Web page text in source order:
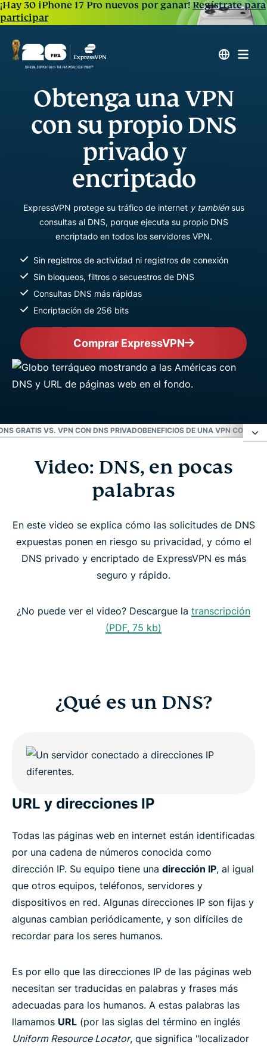
¡Hay 30 iPhone 17 Pro nuevos por ganar!Regístrate para
participar
Obtenga una VPN
con su propio DNS
privado y
encriptado
ExpressVPN protege su tráfico de internet y tambiénsus
consultas al DNS, porque ejecuta su propio DNS
encriptado en todos los servidores VPN.
Sin registros de actividad ni registros de conexión
Sin bloqueos, filtros o secuestros de DNS
Consultas DNS más rápidas
Encriptación de 256 bits
Comprar ExpressVPN
GRATIS VS. VPN CON DNS PRIVADOBENEFICIOS DE UNA VPN CON
Video: DNS, en pocas palabras
¿Qué es un DNS?
DNS gratis vs. VPN con DNS privado
Beneficios de una VPN con DNS privado
Pruebe la VPN con su propio DNS
Video: DNS, en pocas
palabras
En este video se explica cómo las solicitudes de DNS
expuestas ponen en riesgo su privacidad, y cómo el
DNS privado y encriptado de ExpressVPN es más
seguro y rápido.
¿No puede ver el video? Descargue la transcripción
(PDF, 75 kb)
¿Qué es un DNS?
URL y direcciones IP
Todas las páginas web en internet están identificadas
por una cadena de números conocida como
dirección IP. Su equipo tiene una dirección IP, al igual
que otros equipos, teléfonos, servidores y
dispositivos en red. Algunas direcciones IP son fijas y
algunas cambian periódicamente, y son difíciles de
recordar para los seres humanos.
Es por ello que las direcciones IP de las páginas web
necesitan ser traducidas en palabras y frases más
adecuadas para los humanos. A estas palabras las
llamamos URL (por las siglas del término en inglés
Uniform Resource Locator, que significa "localizador